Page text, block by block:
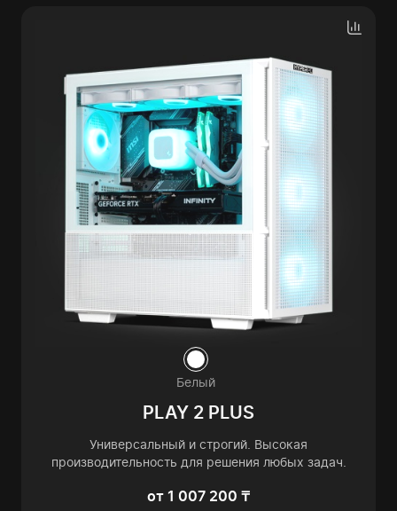
Белый
PLAY 2 PLUS
Универсальный и строгий. Высокая
производительность для решения любых задач.
от 1 007 200 ₸